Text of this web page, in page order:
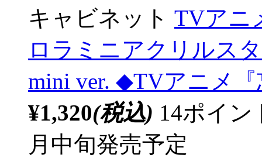
キャビネット TVアニ
ロラミニアクリルス
mini ver. ◆TVアニメ
¥1,320(税込) 14ポイ
月中旬発売予定